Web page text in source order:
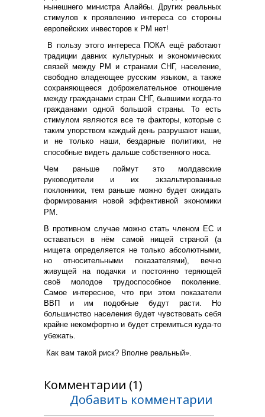
нынешнего министра Алайбы. Других реальных
стимулов к проявлению интереса со стороны
европейских инвесторов к РМ нет!
В пользу этого интереса ПОКА ещё работают
традиции давних культурных и экономических
связей между РМ и странами СНГ, население,
свободно владеющее русским языком, а также
сохраняющееся доброжелательное отношение
между гражданами стран СНГ, бывшими когда-то
гражданами одной большой страны. То есть
стимулом являются все те факторы, которые с
таким упорством каждый день разрушают наши,
и не только наши, бездарные политики, не
способные видеть дальше собственного носа.
Чем раньше поймут это молдавские
руководители и их экзальтированные
поклонники, тем раньше можно будет ожидать
формирования новой эффективной экономики
РМ.
В противном случае можно стать членом ЕС и
оставаться в нём самой нищей страной (а
нищета определяется не только абсолютными,
но относительными показателями), вечно
живущей на подачки и постоянно теряющей
своё молодое трудоспособное поколение.
Самое интересное, что при этом показатели
ВВП и им подобные будут расти. Но
большинство населения будет чувствовать себя
крайне некомфортно и будет стремиться куда-то
убежать.
Как вам такой риск? Вполне реальный».
Комментарии (1)
Добавить комментарии